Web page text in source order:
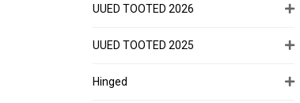
UUED TOOTED 2026
UUED TOOTED 2025
Hinged